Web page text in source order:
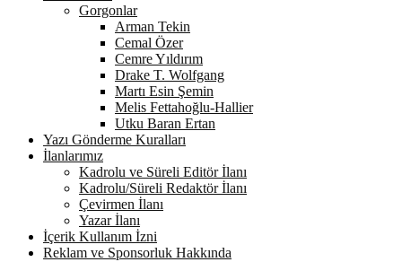
Gorgonlar
Arman Tekin
Cemal Özer
Cemre Yıldırım
Drake T. Wolfgang
Martı Esin Şemin
Melis Fettahoğlu-Hallier
Utku Baran Ertan
Yazı Gönderme Kuralları
İlanlarımız
Kadrolu ve Süreli Editör İlanı
Kadrolu/Süreli Redaktör İlanı
Çevirmen İlanı
Yazar İlanı
İçerik Kullanım İzni
Reklam ve Sponsorluk Hakkında